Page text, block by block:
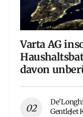
Varta AG
davon
GentleJet